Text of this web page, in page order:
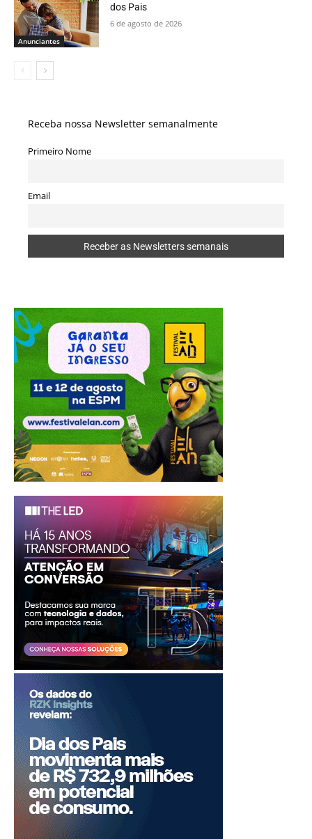
Anunciantes
dos Pais
6 de agosto de 2026
Receba nossa Newsletter semanalmente
Primeiro Nome
Email